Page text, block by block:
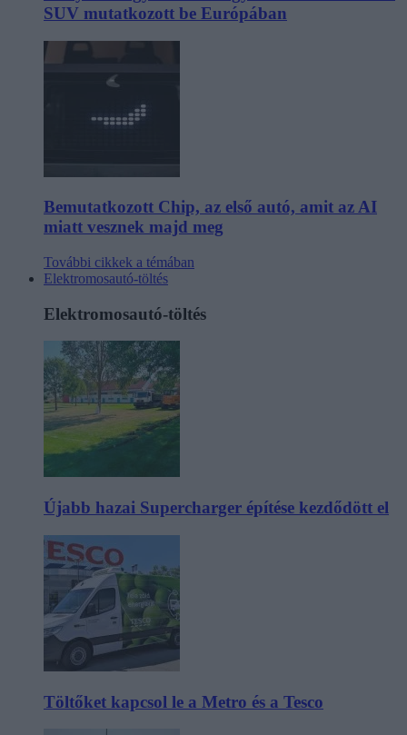
SUV mutatkozott be Európában
Bemutatkozott Chip, az első autó, amit az AI
miatt vesznek majd meg
További cikkek a témában
Elektromosautó-töltés
Elektromosautó-töltés
Újabb hazai Supercharger építése kezdődött el
Töltőket kapcsol le a Metro és a Tesco